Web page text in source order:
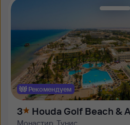
Рекомендуем
3 Houda Golf Beach &